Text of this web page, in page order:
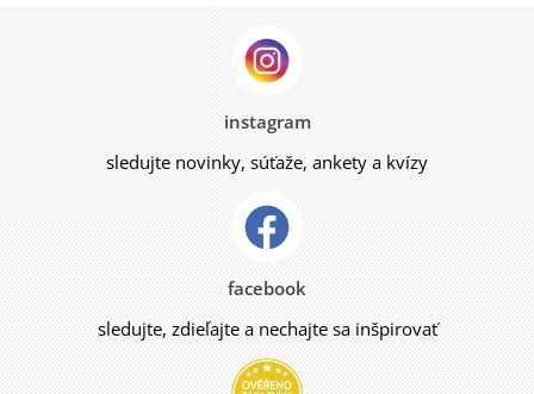
instagram
sledujte novinky, súťaže, ankety a kvízy
facebook
sledujte, zdieľajte a nechajte sa inšpirovať